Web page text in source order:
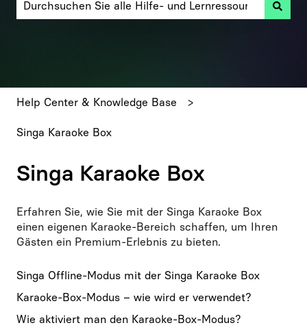
Help Center & Knowledge Base
Singa Karaoke Box
Singa Karaoke Box
Erfahren Sie, wie Sie mit der Singa Karaoke Box
einen eigenen Karaoke-Bereich schaffen, um Ihren
Gästen ein Premium-Erlebnis zu bieten.
Singa Offline-Modus mit der Singa Karaoke Box
Karaoke-Box-Modus – wie wird er verwendet?
Wie aktiviert man den Karaoke-Box-Modus?